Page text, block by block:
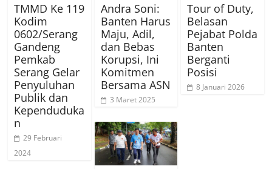
TMMD Ke 119
Kodim
0602/Serang
Gandeng
Pemkab
Serang Gelar
Penyuluhan
Publik dan
Kependuduka
n
29 Februari
2024
Andra Soni:
Banten Harus
Maju, Adil,
dan Bebas
Korupsi, Ini
Komitmen
Bersama ASN
3 Maret 2025
Tour of Duty,
Belasan
Pejabat Polda
Banten
Berganti
Posisi
8 Januari 2026